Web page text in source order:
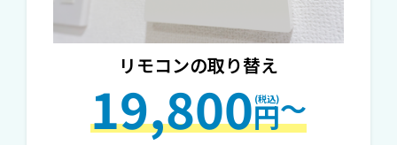
リモコンの取り替え
19,800円～